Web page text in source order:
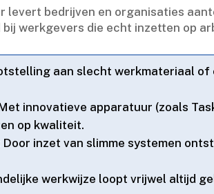
levert bedrijven en organisaties
werkgevers die echt inzetten op
aan slecht werkmateriaal
innovatieve apparatuur (zoals
op kwaliteit.​
Door inzet van slimme systemen
werkwijze loopt vrijwel altijd